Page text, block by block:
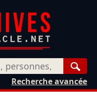
Recherche avancée